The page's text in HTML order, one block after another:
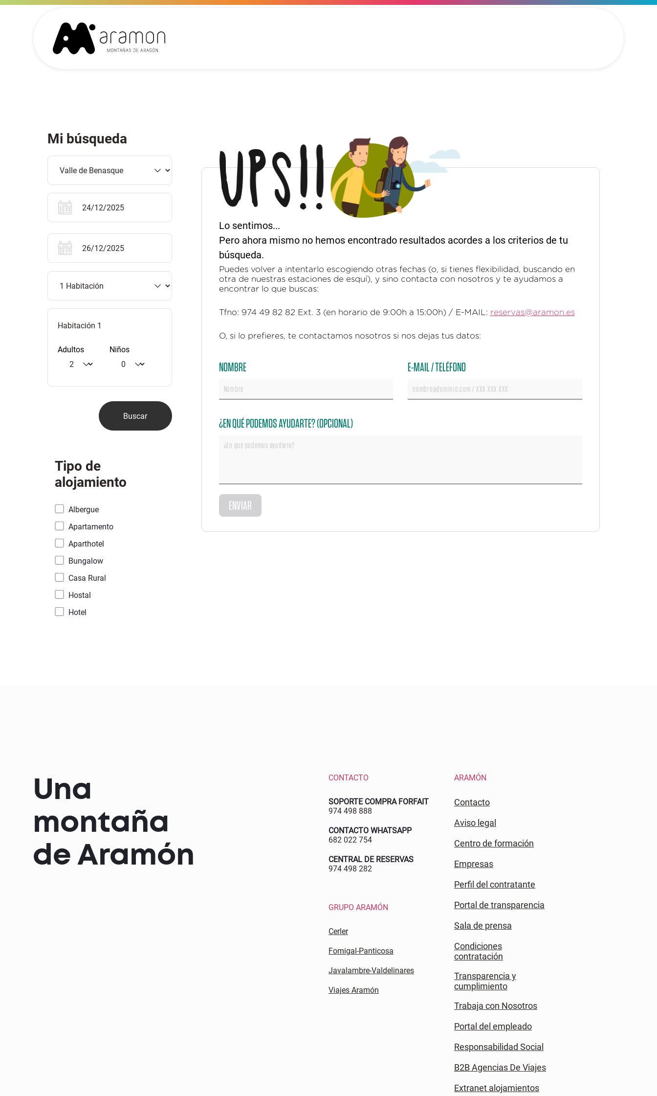
Mi búsqueda
Habitación 1
Adultos Niños
Tipo de
alojamiento
Albergue
Apartamento
Aparthotel
Bungalow
Casa Rural
Hostal
Hotel
Lo sentimos...
Pero ahora mismo no hemos encontrado resultados acordes a los criterios de tu
búsqueda.
Puedes volver a intentarlo escogiendo otras fechas (o, si tienes flexibilidad, buscando en
otra de nuestras estaciones de esquí), y sino contacta con nosotros y te ayudamos a
encontrar lo que buscas:
Tfno: 974 49 82 82 Ext. 3 (en horario de 9:00h a 15:00h) / E-MAIL: reservas@aramon.es
O, si lo prefieres, te contactamos nosotros si nos dejas tus datos:
NOMBRE E-MAIL / TELÉFONO
¿EN QUÉ PODEMOS AYUDARTE? (OPCIONAL)
Una
montaña
de Aramón
CONTACTO
SOPORTE COMPRA FORFAIT
974 498 888
CONTACTO WHATSAPP
682 022 754
CENTRAL DE RESERVAS
974 498 282
GRUPO ARAMÓN
Cerler
Fomigal-Panticosa
Javalambre-Valdelinares
Viajes Aramón
ARAMÓN
Contacto
Aviso legal
Centro de formación
Empresas
Perfil del contratante
Portal de transparencia
Sala de prensa
Condiciones
contratación
Transparencia y
cumplimiento
Trabaja con Nosotros
Portal del empleado
Responsabilidad Social
B2B Agencias De Viajes
Extranet alojamientos